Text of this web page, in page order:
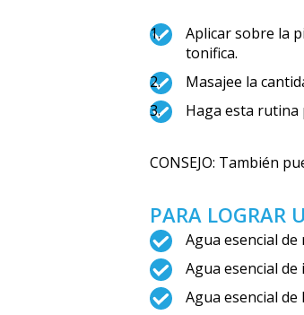
Aplicar sobre la
tonifica.
Masajee la
Haga esta rutina
CONSEJO: También
PARA LOGRAR
Agua esencial de
Agua esencial de
Agua esencial de